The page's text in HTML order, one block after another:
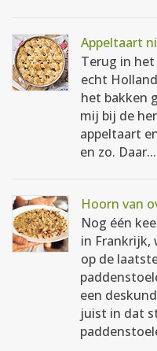
Appeltaart
Terug in
echt
het bakken
mij bij de
appeltaart
en zo. Daar...
Hoorn van
Nog één
in Frankrijk,
op de
een
juist in dat